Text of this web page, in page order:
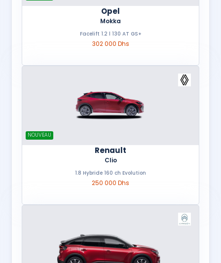
Opel
Mokka
Facelift 1.2 l 130 AT GS+
302 000 Dhs
NOUVEAU
Renault
Clio
1.8 Hybride 160 ch Evolution
250 000 Dhs